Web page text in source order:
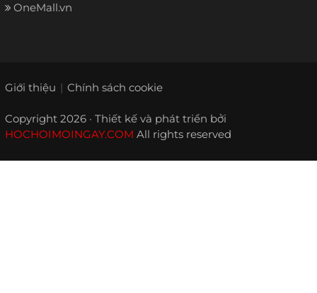
OneMall.vn
Giới thiệu Chính sách cookie
Copyright 2026 · Thiết kế và phát triển bởi
HOCHOIMOINGAY.COM All rights reserved